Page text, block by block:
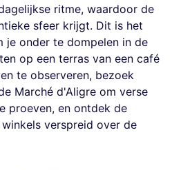
ritme, waardoor de
sfeer krijgt. Dit is het
je onder te dompelen in de
op een terras van een café
te observeren, bezoek
Marché d'Aligre om verse
proeven, en ontdek de
verspreid over de